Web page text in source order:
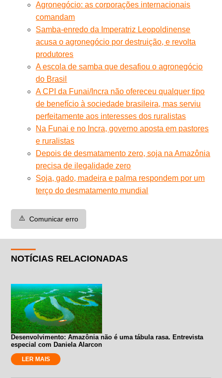
Agronegócio: as corporações internacionais
comandam
Samba-enredo da Imperatriz Leopoldinense
acusa o agronegócio por destruição, e revolta
produtores
A escola de samba que desafiou o agronegócio
do Brasil
A CPI da Funai/Incra não ofereceu qualquer tipo
de benefício à sociedade brasileira, mas serviu
perfeitamente aos interesses dos ruralistas
Na Funai e no Incra, governo aposta em pastores
e ruralistas
Depois de desmatamento zero, soja na Amazônia
precisa de ilegalidade zero
Soja, gado, madeira e palma respondem por um
terço do desmatamento mundial
⚠️ Comunicar erro
NOTÍCIAS RELACIONADAS
Desenvolvimento: Amazônia não é uma tábula rasa. Entrevista
especial com Daniela Alarcon
LER MAIS